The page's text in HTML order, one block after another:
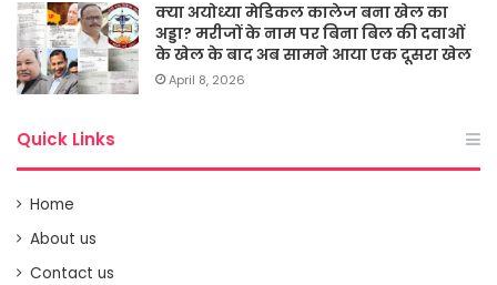
क्या अयोध्या मेडिकल कालेज बना खेल का
अड्डा? मरीजों के नाम पर बिना बिल की दवाओं
के खेल के बाद अब सामने आया एक दूसरा खेल
April 8, 2026
Quick Links
Home
About us
Contact us